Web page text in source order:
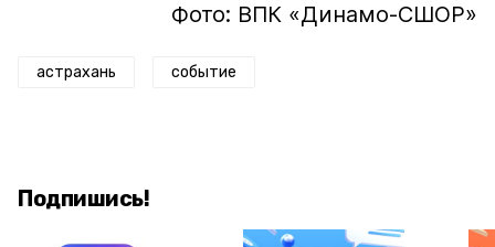
Фото: ВПК «Динамо-СШОР»
астрахань событие
Подпишись!